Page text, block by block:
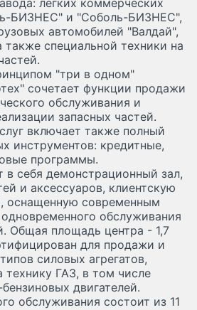
легких коммерческих
БИЗНЕС" и "Соболь-БИЗНЕС",
автомобилей "Валдай",
специальной техники на
"три в одном"
сочетает функции продажи
обслуживания и
запасных частей.
включает также полный
инструментов: кредитные,
программы.
в себя демонстрационный зал,
и аксессуаров, клиентскую
оснащенную современным
обслуживания
Общая площадь центра - 1,7
для продажи и
силовых агрегатов,
технику ГАЗ, в том числе
двигателей.
обслуживания состоит из 11